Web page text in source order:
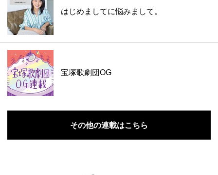
はじめましてに悩みまして。
宝塚歌劇団OG
その他の連載はこちら